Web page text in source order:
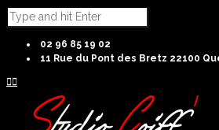
02 96 85 19 02
11 Rue du Pont des Bretz 22100
